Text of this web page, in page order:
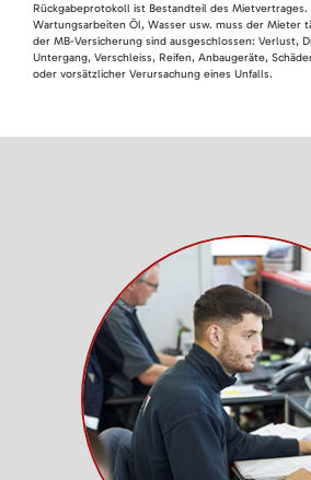
Rückgabeprotokoll ist Bestandteil des Mietvertrages.
Wartungsarbeiten Öl, Wasser usw. muss der Mieter
der MB-Versicherung sind ausgeschlossen: Verlust,
Untergang, Verschleiss, Reifen, Anbaugeräte,
oder vorsätzlicher Verursachung eines Unfalls.